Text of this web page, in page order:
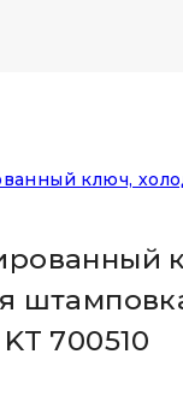
700510